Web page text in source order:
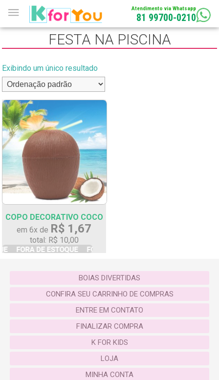
Atendimento via Whatsapp
81 99700-0210
FESTA NA PISCINA
Exibindo um único resultado
COPO DECORATIVO COCO
em 6x de R$ 1,67
total: R$ 10,00
BOIAS DIVERTIDAS
CONFIRA SEU CARRINHO DE COMPRAS
ENTRE EM CONTATO
FINALIZAR COMPRA
K FOR KIDS
LOJA
MINHA CONTA